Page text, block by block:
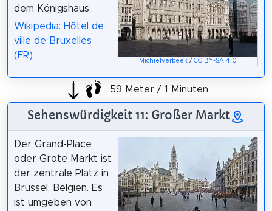
Michielverbeek /CC BY-SA 4.0
dem Königshaus.
Wikipedia: Hôtel de
ville de Bruxelles
(FR)
59 Meter / 1 Minuten
Sehenswürdigkeit 11: Großer Markt
Der Grand-Place
oder Grote Markt ist
der zentrale Platz in
Brüssel, Belgien. Es
ist umgeben von